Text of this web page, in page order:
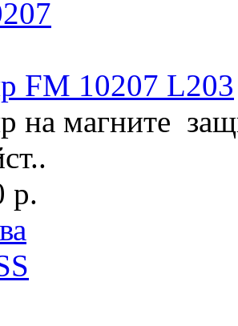
FM 10207 L203
на магните
р.